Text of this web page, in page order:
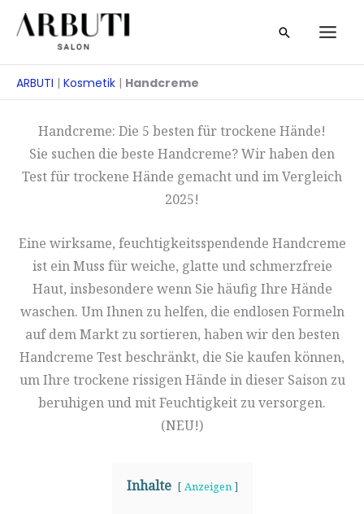
Zum
Inhalt
Suche
ARBUTI | Kosmetik | Handcreme
Handcreme: Die 5 besten für trockene Hände!
Sie suchen die beste Handcreme? Wir haben den
Test für trockene Hände gemacht und im Vergleich
2025!
Eine wirksame, feuchtigkeitsspendende Handcreme
ist ein Muss für weiche, glatte und schmerzfreie
Haut, insbesondere wenn Sie häufig Ihre Hände
waschen. Um Ihnen zu helfen, die endlosen Formeln
auf dem Markt zu sortieren, haben wir den besten
Handcreme Test beschränkt, die Sie kaufen können,
um Ihre trockene rissigen Hände in dieser Saison zu
beruhigen und mit Feuchtigkeit zu versorgen.
(NEU!)
Inhalte Anzeigen